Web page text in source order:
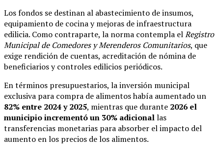
Los fondos se destinan al abastecimiento de insumos,
equipamiento de cocina y mejoras de infraestructura
edilicia. Como contraparte, la norma contempla elRegistro
Municipal de Comedores y Merenderos Comunitarios, que
exige rendición de cuentas, acreditación de nómina de
beneficiarios y controles edilicios periódicos.
En términos presupuestarios, la inversión municipal
exclusiva para compra de alimentos había aumentado un
82% entre 2024 y 2025, mientras que durante 2026 el
municipio incrementó un 30% adicionallas
transferencias monetarias para absorber el impacto del
aumento en los precios de los alimentos.